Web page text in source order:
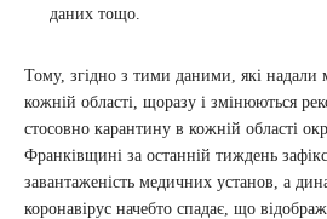
даних тощо.
Тому, згідно з тими даними, які надали
кожній області, щоразу і змінюються
стосовно карантину в кожній області
Франківщині за останній тиждень
завантаженість медичних установ, а
коронавірус начебто спадає, що